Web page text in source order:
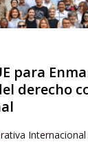
para
derecho
Internacional